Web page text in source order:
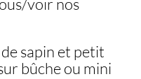
voir nos
sapin et petit
bûche ou mini